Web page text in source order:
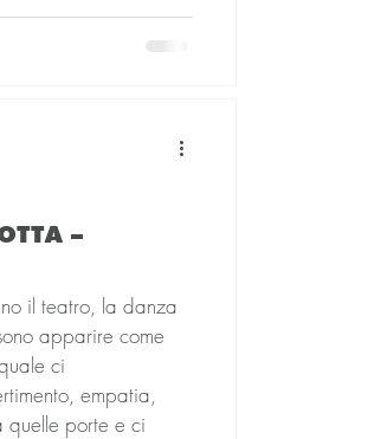
–
il teatro, la danza
apparire come
ci
empatia,
quelle porte e ci